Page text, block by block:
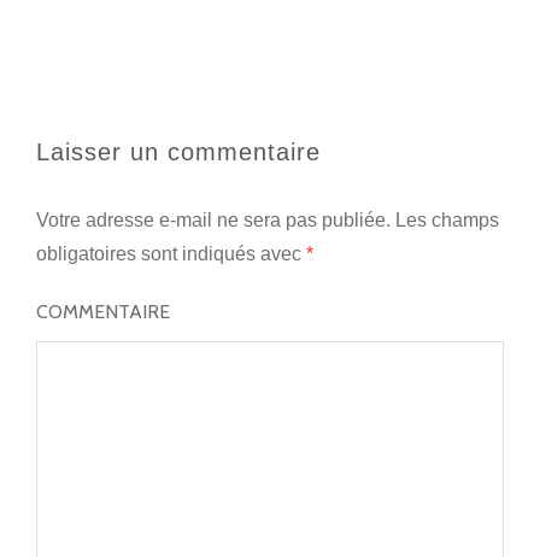
Laisser un commentaire
Votre adresse e-mail ne sera pas publiée. Les champs
obligatoires sont indiqués avec *
COMMENTAIRE